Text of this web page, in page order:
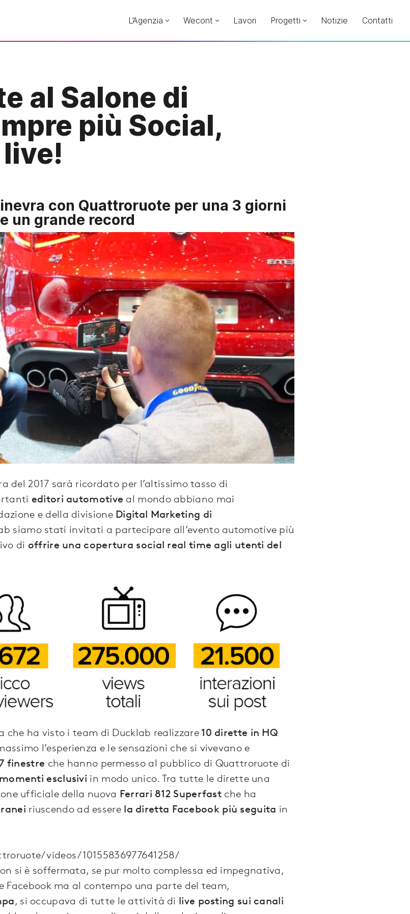
L’Agenzia Wecont Lavori Progetti Notizie Contatti
al Salone di
più Social,
con Quattroruote per una 3 giorni
un grande record
del 2017 sarà ricordato per l’altissimo tasso di
editori automotive al mondo abbiano mai
e della divisione Digital Marketing di
siamo stati invitati a partecipare all’evento automotive più
di offrire una copertura social real time agli utenti del
ha visto i team di Ducklab realizzare10 dirette in HQ
l’esperienza e le sensazioni che si vivevano e
7 finestre che hanno permesso al pubblico di Quattroruote di
momenti esclusivi in modo unico. Tra tutte le dirette una
ufficiale della nuova Ferrari 812 Superfast che ha
riuscendo ad esserela diretta Facebook più seguita in
videos/10155836977641258/
si è soffermata, se pur molto complessa ed impegnativa,
Facebook ma al contempo una parte del team,
, si occupava di tutte le attività di live posting sui canali